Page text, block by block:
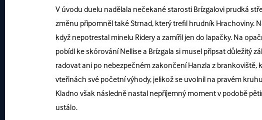
V úvodu duelu nadělala nečekané starosti Brízgalovi prudká
změnu připomněl také Strnad, který trefil hrudník Hrachoviny.
když nepotrestal minelu Ridery a zamířil jen do lapačky. Na
pobídl ke skórování Nellise a Brízgala si musel připsat důležitý
radovat ani po nebezpečném zakončení Hanzla z brankoviště,
vteřinách své početní výhody, jelikož se uvolnil na pravém
Kladno však následně nastal nepříjemný moment v podobě
ustálo.